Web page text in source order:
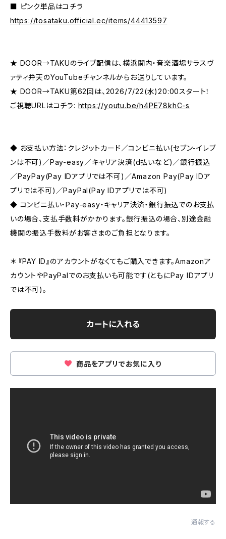
■ ピンク単品はコチラ
https://tosataku.official.ec/items/44413597
★ DOOR→TAKUのライブ配信は、横浜関内・音楽酒場サラスヴ
ァティ弁天のYouTubeチャンネルからお送りしています。
★ DOOR→TAKU第62回は、2026/7/22(水)20:00スタート！
ご視聴URLはコチラ: https://youtu.be/h4PE78khC-s
◆ お支払い方法：クレジットカード／コンビニ払い(セブン-イレブ
ンは不可)／Pay-easy／キャリア決済(d払いなど)／銀行振込
／PayPay(Pay IDアプリでは不可)／Amazon Pay(Pay IDア
プリでは不可)／PayPal(Pay IDアプリでは不可)
◆ コンビニ払い・Pay-easy・キャリア決済・銀行振込でのお支払
いの場合、支払手数料がかかります。銀行振込の場合、別途金融
機関の振込手数料がお客さまのご負担となります。
＊ 『PAY ID』のアカウントがなくてもご購入できます。Amazonア
カウントやPayPalでのお支払いも可能です(ともにPay IDアプリ
では不可)。
カートに入れる
商品をアプリでお気に入り
通報する